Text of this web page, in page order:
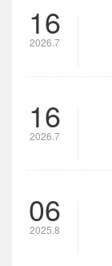
16
2026.7
16
2026.7
06
2025.8